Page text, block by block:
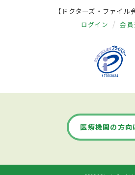
【ドクターズ・ファイル
ログイン 会
医療機関の方